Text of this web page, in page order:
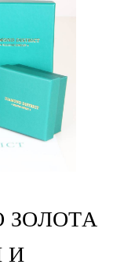
ЗОЛОТА
И